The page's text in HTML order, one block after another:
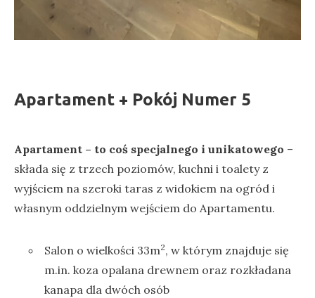
Apartament + Pokój Numer 5
Apartament – to coś specjalnego i unikatowego –
składa się z trzech poziomów, kuchni i toalety z
wyjściem na szeroki taras z widokiem na ogród i
własnym oddzielnym wejściem do Apartamentu.
Salon o wielkości 33m2, w którym znajduje się
m.in. koza opalana drewnem oraz rozkładana
kanapa dla dwóch osób